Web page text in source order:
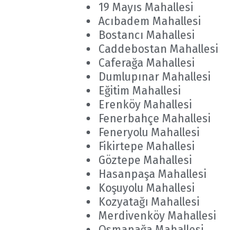
19 Mayıs Mahallesi
Acıbadem Mahallesi
Bostancı Mahallesi
Caddebostan Mahallesi
Caferağa Mahallesi
Dumlupınar Mahallesi
Eğitim Mahallesi
Erenköy Mahallesi
Fenerbahçe Mahallesi
Feneryolu Mahallesi
Fikirtepe Mahallesi
Göztepe Mahallesi
Hasanpaşa Mahallesi
Koşuyolu Mahallesi
Kozyatağı Mahallesi
Merdivenköy Mahallesi